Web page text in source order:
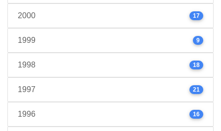
2000 17
1999 9
1998 18
1997 21
1996 16